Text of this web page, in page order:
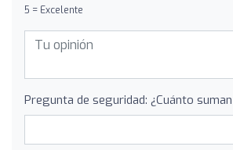
5 = Excelente
Pregunta de seguridad: ¿Cuánto